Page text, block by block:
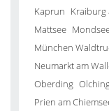
Kaprun Kraiburg
Mattsee
München
Neumarkt am
Oberding
Prien am